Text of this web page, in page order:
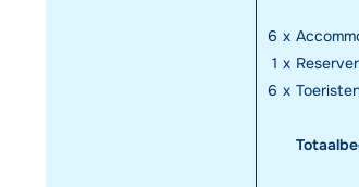
6 x
1 x
6 x